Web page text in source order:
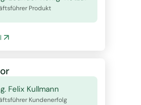
Produkt
Felix Kullmann
Kundenerfolg